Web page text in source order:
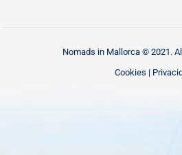
Nomads in Mallorca © 2021.
Cookies |